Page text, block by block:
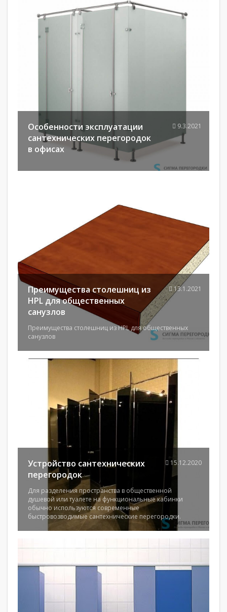
Особенности эксплуатации
сантехнических перегородок
в офисах
9.3.2021
Преимущества столешниц из
HPL для общественных
санузлов
Преимущества столешниц из HPL для общественных
санузлов
13.1.2021
Устройство сантехнических
перегородок
Для разделения пространства в общественной
душевой или туалете на функциональные кабинки
обычно используются современные
быстровозводимые сантехнические перегородки.
15.12.2020